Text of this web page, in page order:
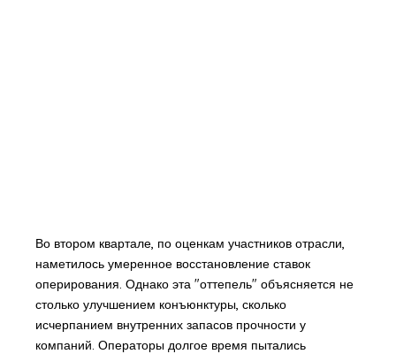
Во втором квартале, по оценкам участников отрасли,
наметилось умеренное восстановление ставок
оперирования. Однако эта "оттепель" объясняется не
столько улучшением конъюнктуры, сколько
исчерпанием внутренних запасов прочности у
компаний. Операторы долгое время пытались